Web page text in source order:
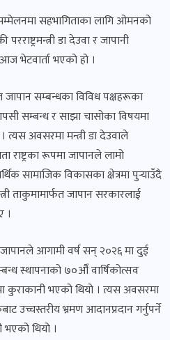
सहभागिताका लागि ओमनको
डा देउवा र जापानी
भेटवार्ता भएको हो ।
सम्बन्धका विविध पक्षहरूका
सम्बन्ध र साझा चासोका विषयमा
त्यस अवसरमा मन्त्री डा देउवाले
राष्ट्रका रूपमा जापानले लामो
सामाजिक विकासका क्षेत्रमा पुर्‍याउँदै
ताकुमामार्फत जापान सरकारलाई
।
आगामी वर्ष सन् २०२६ मा दुई
स्थापनाको ७०औँ वार्षिकोत्सव
कुराकानी भएको थियो । त्यस अवसरमा
उच्चस्तरीय भ्रमण आदानप्रदान गर्नुपर्ने
थियो ।